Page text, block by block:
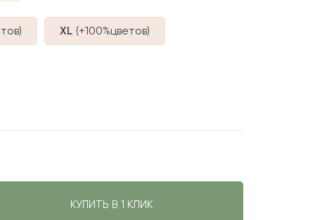
) XL (+100%цветов)
КУПИТЬ В 1 КЛИК